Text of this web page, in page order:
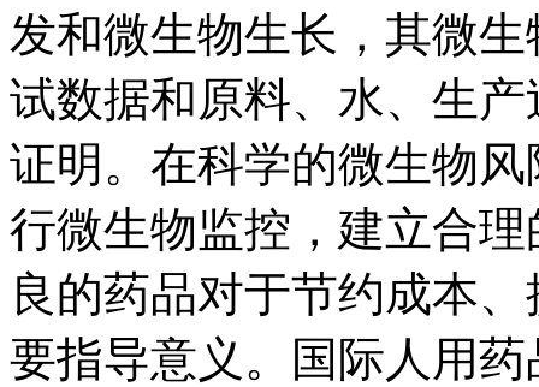
发和微生物生长，其微
试数据和原料、水、生
证明。在科学的微生物
行微生物监控，建立合
良的药品对于节约成本
要指导意义。国际人用